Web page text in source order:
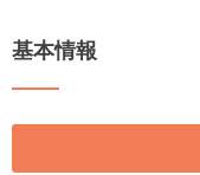
基本情報